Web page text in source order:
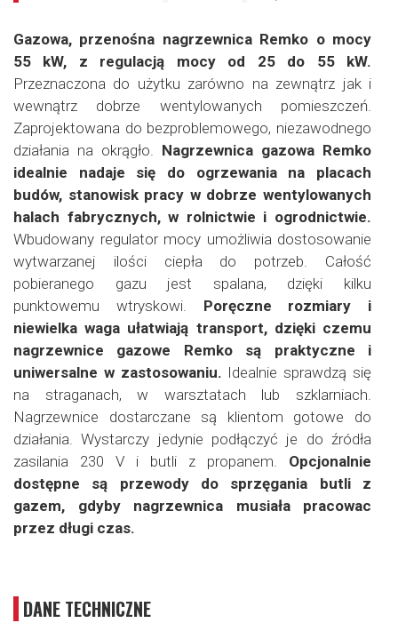
Gazowa, przenośna nagrzewnica Remko o mocy
55 kW, z regulacją mocy od 25 do 55 kW.
Przeznaczona do użytku zarówno na zewnątrz jak i
wewnątrz dobrze wentylowanych pomieszczeń.
Zaprojektowana do bezproblemowego, niezawodnego
działania na okrągło. Nagrzewnica gazowa Remko
idealnie nadaje się do ogrzewania na placach
budów, stanowisk pracy w dobrze wentylowanych
halach fabrycznych, w rolnictwie i ogrodnictwie.
Wbudowany regulator mocy umożliwia dostosowanie
wytwarzanej ilości ciepła do potrzeb. Całość
pobieranego gazu jest spalana, dzięki kilku
punktowemu wtryskowi. Poręczne rozmiary i
niewielka waga ułatwiają transport, dzięki czemu
nagrzewnice gazowe Remko są praktyczne i
uniwersalne w zastosowaniu. Idealnie sprawdzą się
na straganach, w warsztatach lub szklarniach.
Nagrzewnice dostarczane są klientom gotowe do
działania. Wystarczy jedynie podłączyć je do źródła
zasilania 230 V i butli z propanem. Opcjonalnie
dostępne są przewody do sprzęgania butli z
gazem, gdyby nagrzewnica musiała pracowac
przez długi czas.
DANE TECHNICZNE